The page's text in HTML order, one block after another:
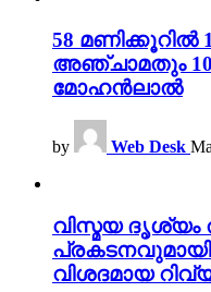
58 മണിക്കൂറിൽ
അഞ്ചാമതും
മോഹൻലാൽ
by Web Desk
വിസ്മയ
വിശദമായ